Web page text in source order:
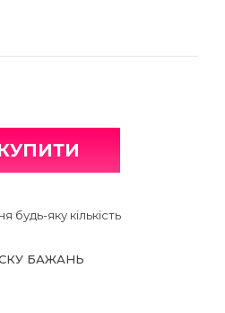
будь-яку кількість
БАЖАНЬ